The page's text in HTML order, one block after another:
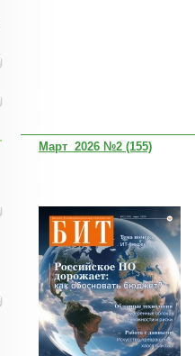
Март 2026 №2 (155)